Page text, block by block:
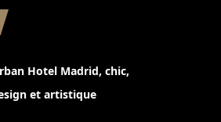
Hotel Madrid, chic,
et artistique